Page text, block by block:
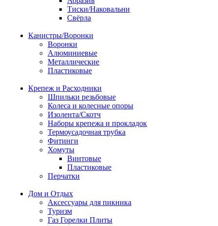
Тиски/Наковальни
Свёрла
Канистры/Воронки
Воронки
Алюминиевые
Металлические
Пластиковые
Крепеж и Расходники
Шпильки резьбовые
Колеса и колесные опоры
Изолента/Скотч
Наборы крепежа и прокладок
Термоусадочная трубка
Фитинги
Хомуты
Винтовые
Пластиковые
Перчатки
Дом и Отдых
Аксессуары для пикника
Туризм
Газ Горелки Плиты